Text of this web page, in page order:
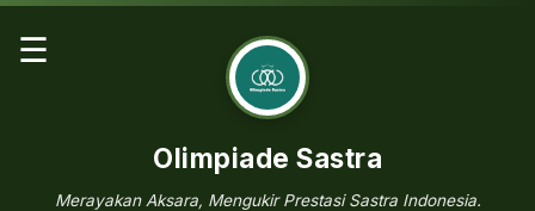
☰
Olimpiade Sastra
Merayakan Aksara, Mengukir Prestasi Sastra Indonesia.